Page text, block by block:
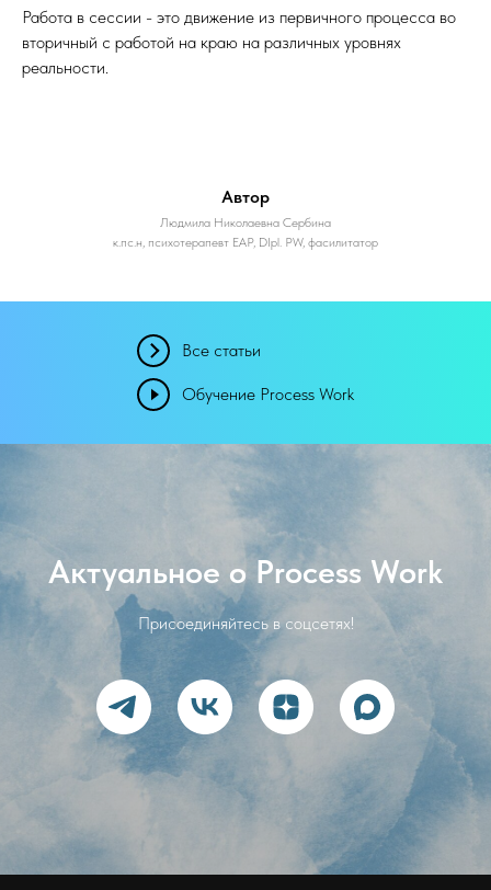
Работа в сессии - это движение из первичного процесса во
вторичный с работой на краю на различных уровнях
реальности.
Автор
Людмила Николаевна Сербина
к.пс.н, психотерапевт ЕАР, DIpl. PW, фасилитатор
Все статьи
Обучение Process Work
Актуальное о Process Work
Присоединяйтесь в соцсетях!